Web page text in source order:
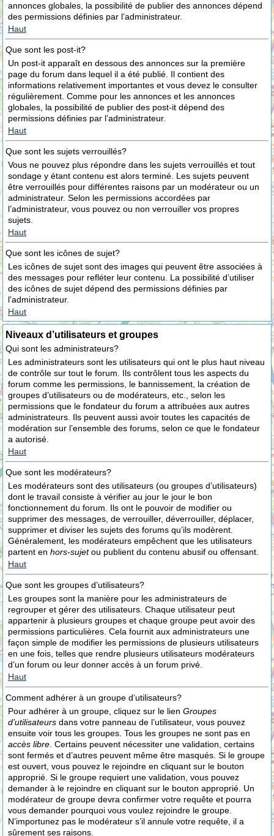
annonces globales, la possibilité de publier des annonces dépend
des permissions définies par l’administrateur.
Haut
Que sont les post-it?
Un post-it apparaît en dessous des annonces sur la première
page du forum dans lequel il a été publié. Il contient des
informations relativement importantes et vous devez le consulter
régulièrement. Comme pour les annonces et les annonces
globales, la possibilité de publier des post-it dépend des
permissions définies par l’administrateur.
Haut
Que sont les sujets verrouillés?
Vous ne pouvez plus répondre dans les sujets verrouillés et tout
sondage y étant contenu est alors terminé. Les sujets peuvent
être verrouillés pour différentes raisons par un modérateur ou un
administrateur. Selon les permissions accordées par
l’administrateur, vous pouvez ou non verrouiller vos propres
sujets.
Haut
Que sont les icônes de sujet?
Les icônes de sujet sont des images qui peuvent être associées à
des messages pour refléter leur contenu. La possibilité d’utiliser
des icônes de sujet dépend des permissions définies par
l’administrateur.
Haut
Niveaux d’utilisateurs et groupes
Qui sont les administrateurs?
Les administrateurs sont les utilisateurs qui ont le plus haut niveau
de contrôle sur tout le forum. Ils contrôlent tous les aspects du
forum comme les permissions, le bannissement, la création de
groupes d’utilisateurs ou de modérateurs, etc., selon les
permissions que le fondateur du forum a attribuées aux autres
administrateurs. Ils peuvent aussi avoir toutes les capacités de
modération sur l’ensemble des forums, selon ce que le fondateur
a autorisé.
Haut
Que sont les modérateurs?
Les modérateurs sont des utilisateurs (ou groupes d’utilisateurs)
dont le travail consiste à vérifier au jour le jour le bon
fonctionnement du forum. Ils ont le pouvoir de modifier ou
supprimer des messages, de verrouiller, déverrouiller, déplacer,
supprimer et diviser les sujets des forums qu’ils modèrent.
Généralement, les modérateurs empêchent que les utilisateurs
partent en hors-sujetou publient du contenu abusif ou offensant.
Haut
Que sont les groupes d’utilisateurs?
Les groupes sont la manière pour les administrateurs de
regrouper et gérer des utilisateurs. Chaque utilisateur peut
appartenir à plusieurs groupes et chaque groupe peut avoir des
permissions particulières. Cela fournit aux administrateurs une
façon simple de modifier les permissions de plusieurs utilisateurs
en une fois, telles que rendre plusieurs utilisateurs modérateurs
d’un forum ou leur donner accès à un forum privé.
Haut
Comment adhérer à un groupe d’utilisateurs?
Pour adhérer à un groupe, cliquez sur le lien Groupes
d’utilisateurs dans votre panneau de l’utilisateur, vous pouvez
ensuite voir tous les groupes. Tous les groupes ne sont pas en
accès libre . Certains peuvent nécessiter une validation, certains
sont fermés et d’autres peuvent même être masqués. Si le groupe
est ouvert, vous pouvez le rejoindre en cliquant sur le bouton
approprié. Si le groupe requiert une validation, vous pouvez
demander à le rejoindre en cliquant sur le bouton approprié. Un
modérateur de groupe devra confirmer votre requête et pourra
vous demander pourquoi vous voulez rejoindre le groupe.
N’importunez pas le modérateur s’il annule votre requête, il a
sûrement ses raisons.